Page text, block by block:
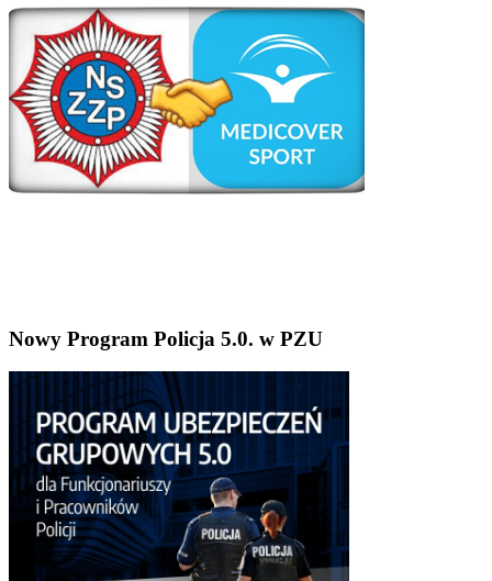
Nowy Program Policja 5.0. w PZU